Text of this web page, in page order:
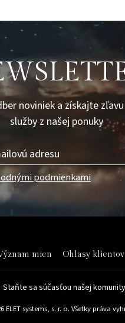
noviniek a získajte
služby z našej ponuky
podmienkami
mien Ohlasy klientov
Staňte sa súčasťou našej komunity
ELET systems, s. r. o. Všetky práva